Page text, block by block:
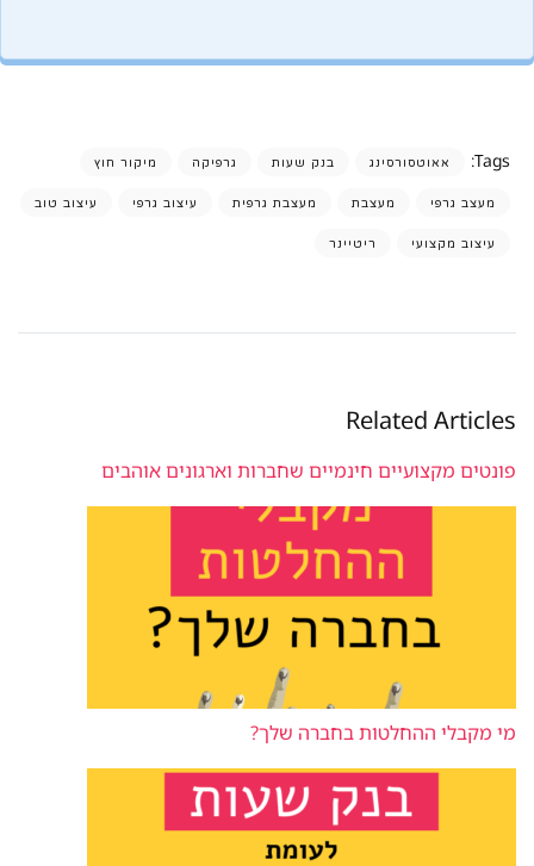
Tags: אאוטסורסינג בנק שעות גרפיקה מיקור חוץ
מעצב גרפי מעצבת מעצבת גרפית עיצוב גרפי עיצוב טוב
עיצוב מקצועי ריטיינר
Related Articles
פונטים מקצועיים חינמיים שחברות וארגונים אוהבים
מי מקבלי ההחלטות בחברה שלך?